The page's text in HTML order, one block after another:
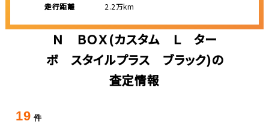
走行距離
2.2万km
Ｎ ＢＯＸ(カスタム Ｌ ター
ボ スタイルプラス ブラック)の
査定情報
19 件